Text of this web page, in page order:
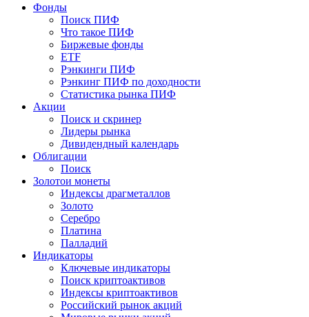
Фонды
Поиск ПИФ
Что такое ПИФ
Биржевые фонды
ETF
Рэнкинги ПИФ
Рэнкинг ПИФ по доходности
Статистика рынка ПИФ
Акции
Поиск и скринер
Лидеры рынка
Дивидендный календарь
Облигации
Поиск
Золотои монеты
Индексы драгметаллов
Золото
Серебро
Платина
Палладий
Индикаторы
Ключевые индикаторы
Поиск криптоактивов
Индексы криптоактивов
Российский рынок акций